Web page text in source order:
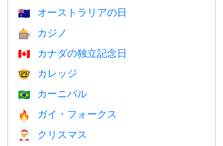
🇦🇺 オーストラリアの日
🎰 カジノ
🇨🇦 カナダの独立記念日
🤓 カレッジ
🇧🇷 カーニバル
🔥 ガイ・フォークス
🎅 クリスマス